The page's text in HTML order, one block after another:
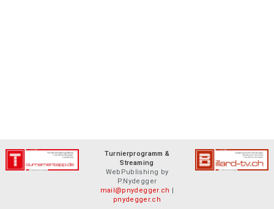
Turnierprogramm &
Streaming
WebPublishing by
P.Nydegger
mail@pnydegger.ch |
pnydegger.ch